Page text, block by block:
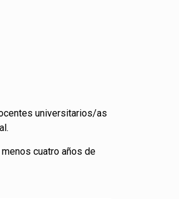
universitarios/as
cuatro años de